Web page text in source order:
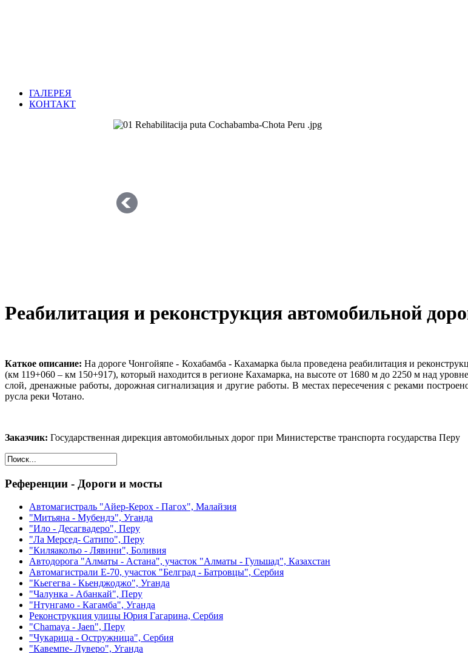
ГАЛЕРЕЯ
КОНТАКТ
Реабилитация и реконструкция автомобильной
Каткое описание: На дороге Чонгойяпе - Кохабамба - Кахамарка была проведена реабилитация и
(км 119+060 – км 150+917), который находится в регионе Кахамарка, на высоте от 1680 м до 2250 м над
слой, дренажные работы, дорожная сигнализация и другие работы. В местах пересечения с реками
русла реки Чотано.
Заказчик: Государственная дирекция автомобильных дорог при Министерстве транспорта государства Перу
Референции - Дороги и мосты
Автомагистраль "Айер-Керох - Пагох", Малайзия
"Митьяна - Мубендэ", Уганда
"Ило - Десагвадеро", Перу
"Ла Мерсед- Сатипо", Перу
"Киляакольо - Лявини", Боливия
Автодорога "Алматы - Астана", участок "Алматы - Гульшад", Казахстан
Aвтомагистрали E-70, участок "Белград - Батровцы", Сербия
"Кьегегва - Кьенджоджо", Уганда
"Чалунка - Aбанкай", Перу
"Нтунгамо - Кагамбa", Уганда
Реконструкция улицы Юрия Гагарина, Сербия
"Chamaya - Jaen", Перу
"Чукарица - Остружница", Сербия
"Кавемпе- Луверо", Уганда